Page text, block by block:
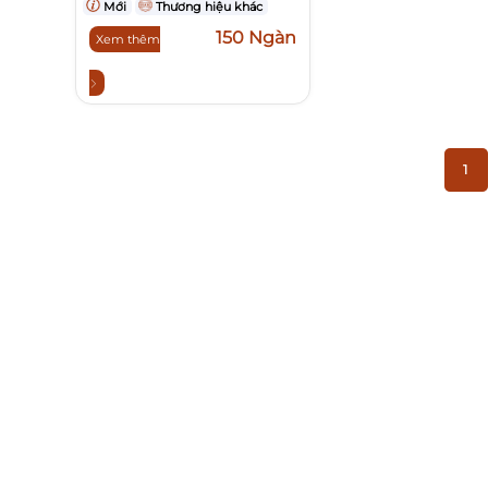
Mới Thương hiệu khác
Xem thêm 150 Ngàn
1